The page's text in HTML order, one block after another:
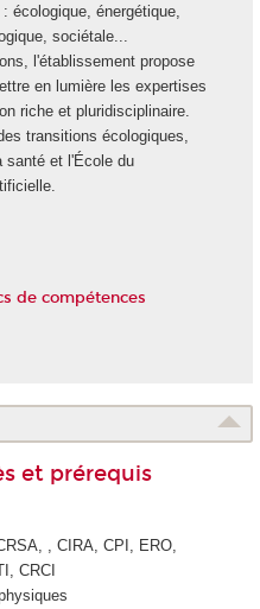
écologique, énergétique,
sociétale...
l'établissement propose
en lumière les expertises
riche et pluridisciplinaire.
transitions écologiques,
santé et l'École du
de compétences
et prérequis
, CIRA, CPI, ERO,
CRCI